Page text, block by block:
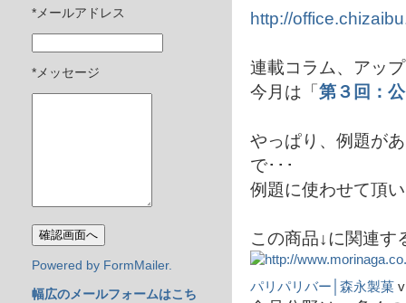
http://
連載コラム、アッ
今月は「第３回：
やっぱり、例題が
で･･･
例題に使わせて頂
この商品↓に関連す
パリパリバー│森永製菓
*メールアドレス
*メッセージ
Powered by FormMailer.
幅広のメールフォームはこち